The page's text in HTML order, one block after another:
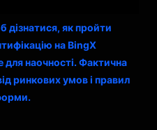
дізнатися, як пройти
на BingX
для наочності. Фактична
ринкових умов і правил